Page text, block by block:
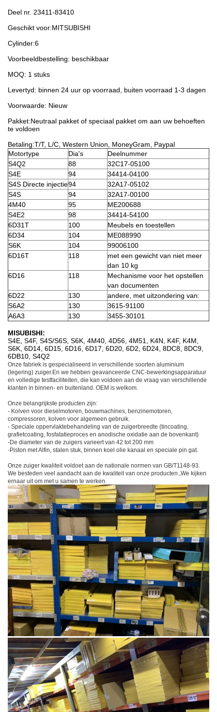
Deel nr. 23411-83410
Geschikt voor:MITSUBISHI
Cylinder:6
Voorbeeldbestelling: beschikbaar
MOQ: 1 stuks
Levertyd: binnen 24 uur op voorraad, buiten voorraad 1-3 dagen
Voorwaarde: Nieuw
Pakket:Neutraal pakket of speciaal pakket om aan uw behoeften
te voldoen
Betaling:T/T, L/C, Western Union, MoneyGram, Paypal
Motortype
Dia's
Deelnummer
S4Q2
88
32C17-05100
S4E
94
34414-04100
S4S Directe injectie94
32A17-05102
S4S
94
32A17-00100
4M40
95
ME200688
S4E2
98
34414-54100
6D31T
100
Meubels en toestellen
6D34
104
ME088990
S6K
104
99006100
6D16T
118
met een gewicht van niet meer
dan 10 kg
6D16
118
Mechanisme voor het opstellen
van documenten
6D22
130
andere, met uitzondering van:
S6A2
130
3615-91100
A6A3
130 3455-30101
MISUBISHI:
S4E, S4F, S4S/S6S, S6K, 4M40, 4D56, 4M51, K4N, K4F, K4M,
S6K, 6D14, 6D15, 6D16, 6D17, 6D20, 6D2, 6D24, 8DC8, 8DC9,
6DB10, S4Q2
Onze fabriek is gespecialiseerd in verschillende soorten aluminium
(legering) zuiger.En we hebben geavanceerde CNC-bewerkingsapparatuur
en volledige testfaciliteiten, die kan voldoen aan de vraag van verschillende
klanten in binnen- en buitenland. OEM is welkom.
Onze belangrijkste producten zijn:
- Kolven voor dieselmotoren, bouwmachines, benzinemotoren,
compressoren, kolven voor algemeen gebruik.
- Speciale oppervlaktebehandeling van de zuigerbreedte (tincoating,
grafietcoating, fosfatatieproces en anodische oxidatie aan de bovenkant)
-De diameter van de zuigers varieert van 42 tot 200 mm
-Piston met Alfin, stalen stuk, binnen koel olie kanaal en speciale pin gat.
Onze zuiger kwaliteit voldoet aan de nationale normen van GB/T1148-93.
We besteden veel aandacht aan de kwaliteit van onze producten.,We kijken
ernaar uit om met u samen te werken.